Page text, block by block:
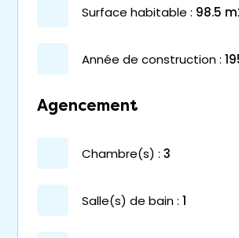
surface habitable : 98.5
année de construction :
Agencement
chambre(s) : 3
salle(s) de bain : 1